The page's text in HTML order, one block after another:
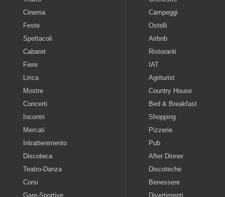
Cinema
Feste
Spettacoli
Cabaret
Fiere
Lirica
Mostre
Concerti
Incontri
Mercati
Intrattenimento
Discoteca
Teatro-Danza
Corsi
Gare-Sportive
Campeggi
Ostelli
Airbnb
Ristoranti
IAT
Agriturist
Country House
Bed & Breakfast
Shopping
Pizzerie
Pub
After Dinner
Discoteche
Benessere
Divertimenti